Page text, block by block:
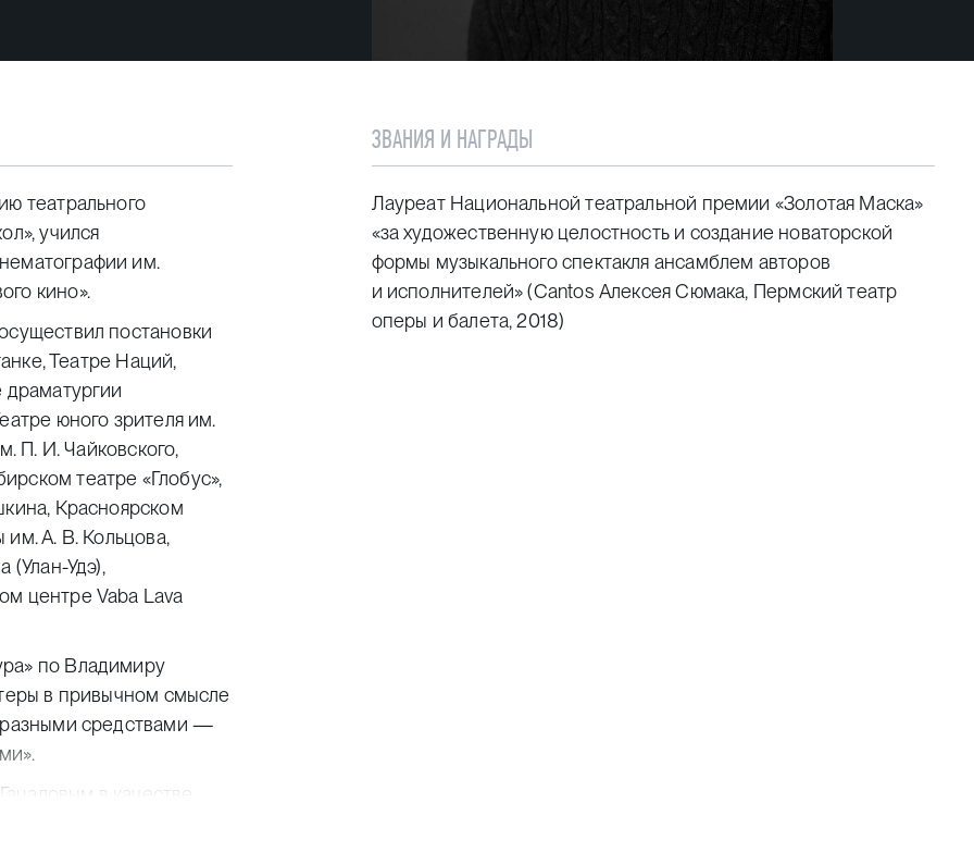
театрального
учился
им.
кино».
постановки
Театре Наций,
юного зрителя им.
П. И. Чайковского,
театре «Глобус»,
Красноярском
А. В. Кольцова,
(Улан-Удэ),
центре Vaba Lava
по Владимиру
в привычном смысле
разными средствами —
в качестве
Сорокину (Новая
ЗВАНИЯ И НАГРАДЫ
Лауреат Национальной театральной премии «Золотая Маска»
«за художественную целостность и создание новаторской
формы музыкального спектакля ансамблем авторов
и исполнителей» (Cantos Алексея Сюмака, Пермский театр
оперы и балета, 2018)